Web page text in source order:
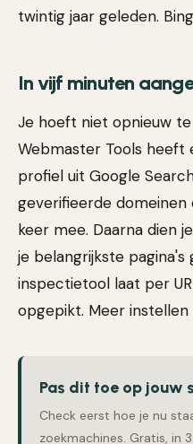
twintig jaar geleden.
In vijf minuten
Je hoeft niet opnieuw
Webmaster Tools heeft
profiel uit Google
geverifieerde domeinen
keer mee. Daarna dien
je belangrijkste pagina's
inspectietool laat per
opgepikt. Meer
Pas dit toe op jouw
Check eerst hoe je nu
zoekmachines. Gratis, in